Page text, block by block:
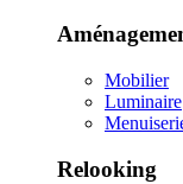
Mobilier
Luminaire
Relooking